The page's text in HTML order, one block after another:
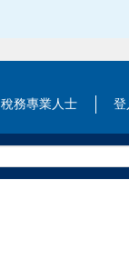
稅務專業人士 登